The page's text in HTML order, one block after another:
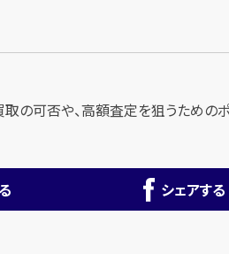
の可否や、高額査定を狙うため
シェアする